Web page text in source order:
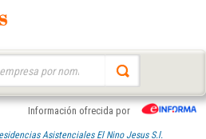
Información ofrecida por
Asistenciales El Nino Jesus S.l.